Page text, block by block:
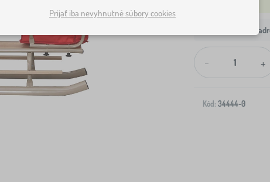
Doprava na Vašu
- +
Kód: 34444-0
Prijať iba nevyhnutné súbory cookies